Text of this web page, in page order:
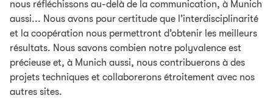
nous réfléchissons au-delà de la communication, à Munich
aussi... Nous avons pour certitude que l’interdisciplinarité
et la coopération nous permettront d’obtenir les meilleurs
résultats. Nous savons combien notre polyvalence est
précieuse et, à Munich aussi, nous contribuerons à des
projets techniques et collaborerons étroitement avec nos
autres sites.